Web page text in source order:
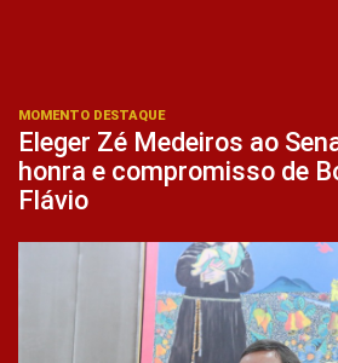
MOMENTO DESTAQUE
Eleger Zé Medeiros ao
honra e compromisso de
Flávio